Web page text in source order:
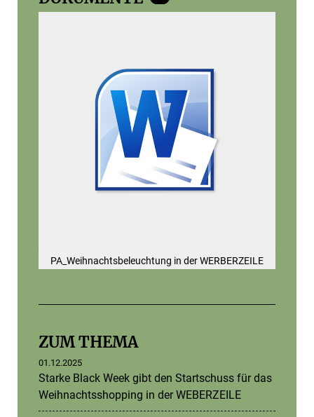
PA_Weihnachtsbeleuchtung in der WERBERZEILE
ZUM THEMA
01.12.2025
Starke Black Week gibt den Startschuss für das
Weihnachtsshopping in der WEBERZEILE